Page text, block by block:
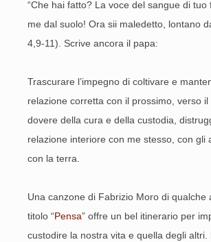
“Che hai fatto? La voce del sangue di tuo
me dal suolo! Ora sii maledetto, lontano
4,9-11). Scrive ancora il papa:
Trascurare l’impegno di coltivare e
relazione corretta con il prossimo, verso
dovere della cura e della custodia,
relazione interiore con me stesso, con gli
con la terra.
Una canzone di Fabrizio Moro di qualche
titolo “Pensa” offre un bel itinerario per
custodire la nostra vita e quella degli altri.